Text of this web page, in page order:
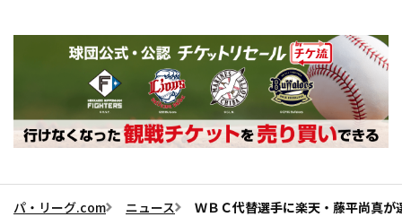
パ・リーグ.com ニュース ＷＢＣ代替選手に楽天・藤平尚真